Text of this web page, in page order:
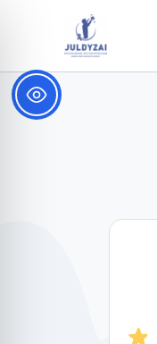
содержимому